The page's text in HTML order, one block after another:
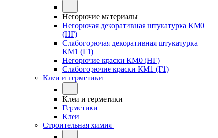
Негорючие материалы
Негорючая декоративная штукатурка КМ0
(НГ)
Слабогорючая декоративная штукатурка
КМ1 (Г1)
Негорючие краски КМ0 (НГ)
Слабогорючие краски КМ1 (Г1)
Клеи и герметики
Клеи и герметики
Герметики
Клеи
Строительная химия